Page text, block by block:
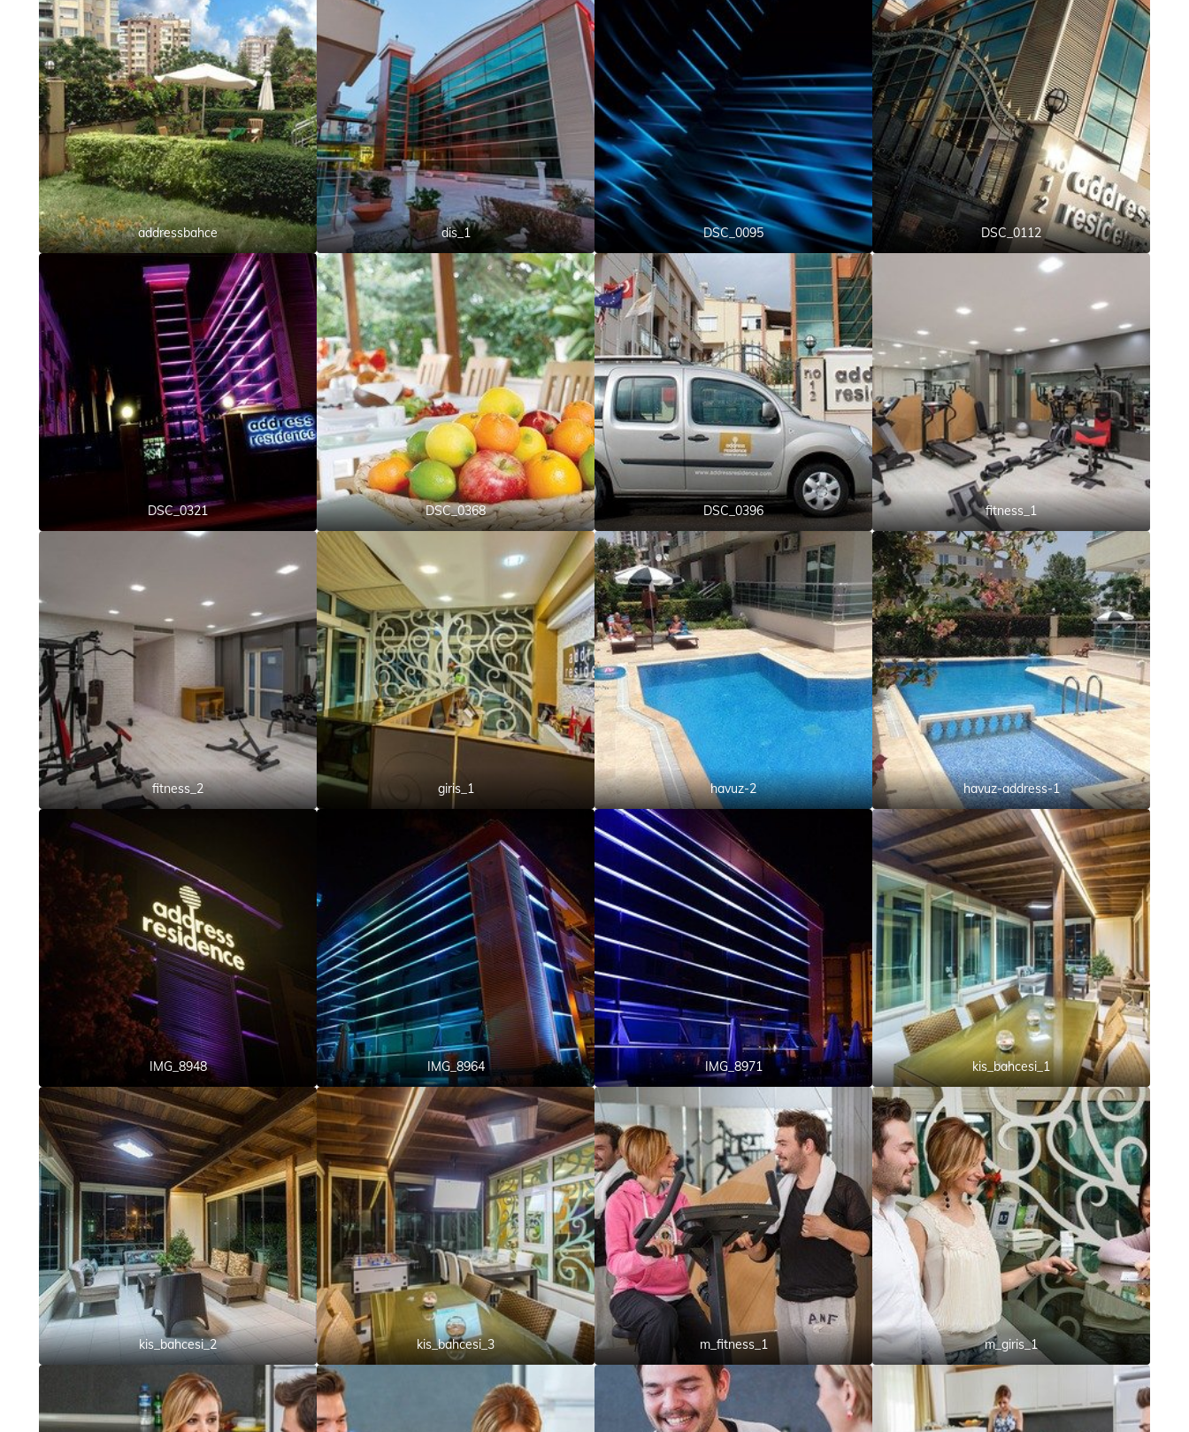
addressbahce dis_1 DSC_0095 DSC_0112
DSC_0321 DSC_0368 DSC_0396 fitness_1
fitness_2 giris_1 havuz-2 havuz-address-1
IMG_8948 IMG_8964 IMG_8971 kis_bahcesi_1
kis_bahcesi_2 kis_bahcesi_3 m_fitness_1 m_giris_1